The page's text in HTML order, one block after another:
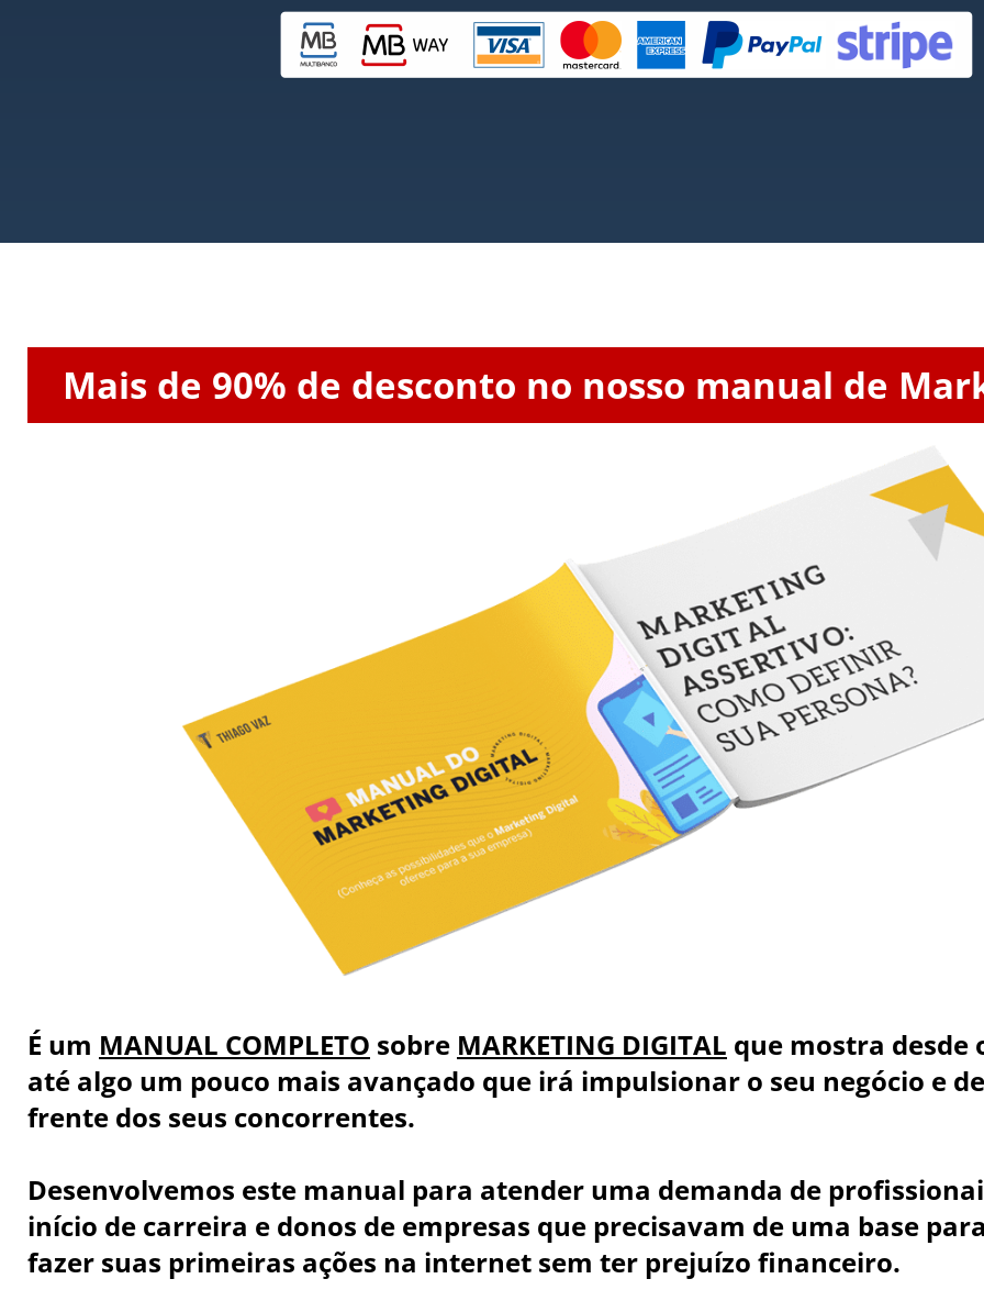
Mais de 90% de desconto no nosso manual de
É um MANUAL COMPLETO sobre MARKETING DIGITAL que mostra desde
até algo um pouco mais avançado que irá impulsionar o seu negócio e
frente dos seus concorrentes.
Desenvolvemos este manual para atender uma demanda de
início de carreira e donos de empresas que precisavam de uma base
fazer suas primeiras ações na internet sem ter prejuízo financeiro.